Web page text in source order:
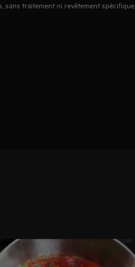
sans traitement ni revêtement spécifique.